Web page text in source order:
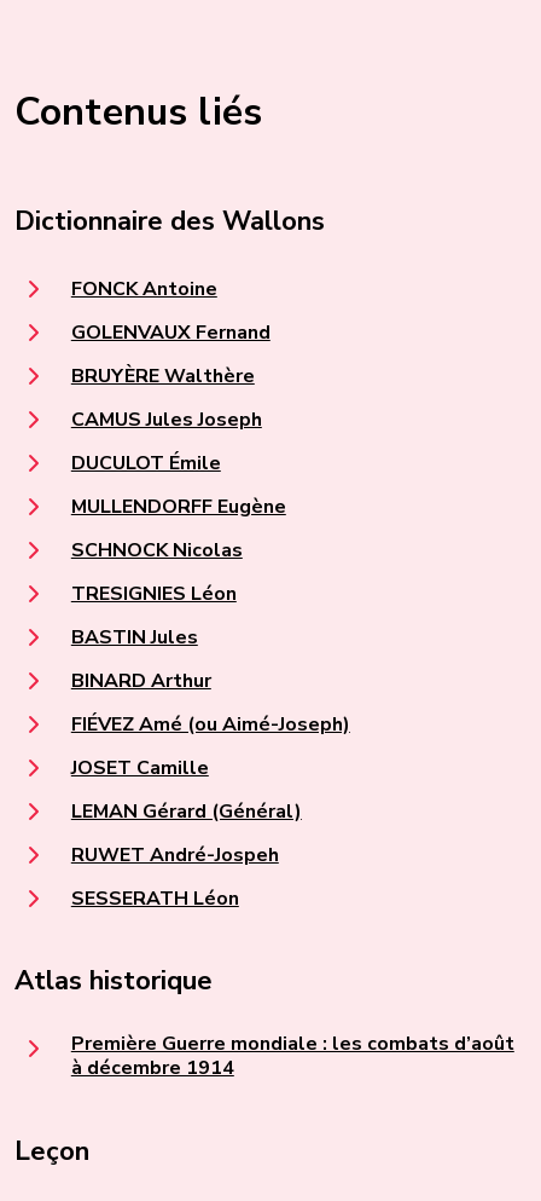
Contenus liés
Dictionnaire des Wallons
FONCK Antoine
GOLENVAUX Fernand
BRUYÈRE Walthère
CAMUS Jules Joseph
DUCULOT Émile
MULLENDORFF Eugène
SCHNOCK Nicolas
TRESIGNIES Léon
BASTIN Jules
BINARD Arthur
FIÉVEZ Amé (ou Aimé-Joseph)
JOSET Camille
LEMAN Gérard (Général)
RUWET André-Jospeh
SESSERATH Léon
Atlas historique
Première Guerre mondiale : les combats d’août
à décembre 1914
Leçon